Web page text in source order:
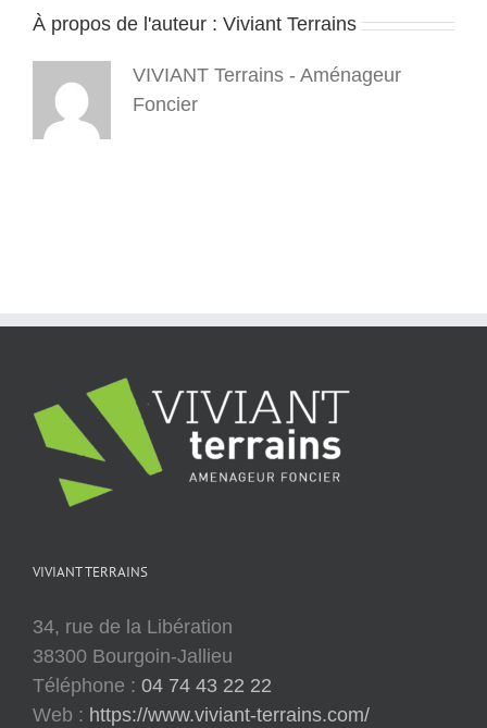
terrain
À propos de l'auteur : Viviant Terrains
VIVIANT Terrains - Aménageur
Foncier
VIVIANT TERRAINS
34, rue de la Libération
38300 Bourgoin-Jallieu
Téléphone : 04 74 43 22 22
Web : https://www.viviant-terrains.com/